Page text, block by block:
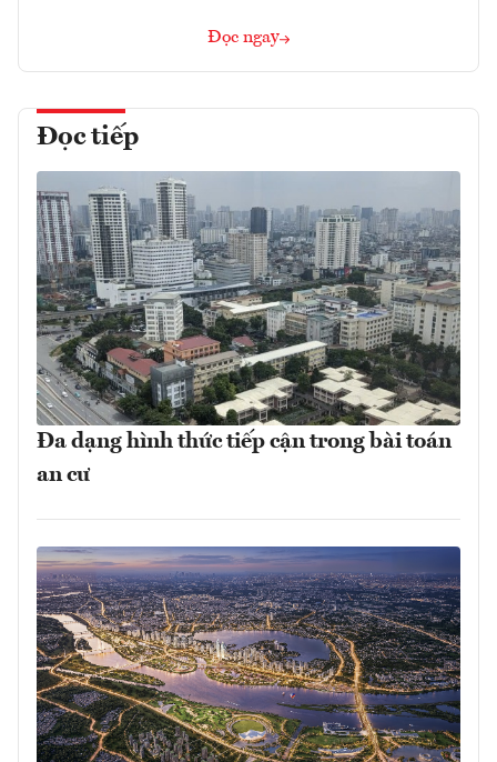
Đọc ngay
Đọc tiếp
Đa dạng hình thức tiếp cận trong bài toán
an cư